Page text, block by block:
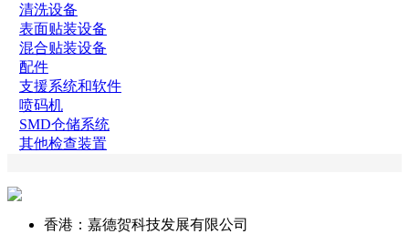
清洗设备
表面贴装设备
混合贴装设备
配件
支援系统和软件
喷码机
SMD仓储系统
其他检查装置
香港：嘉德贺科技发展有限公司